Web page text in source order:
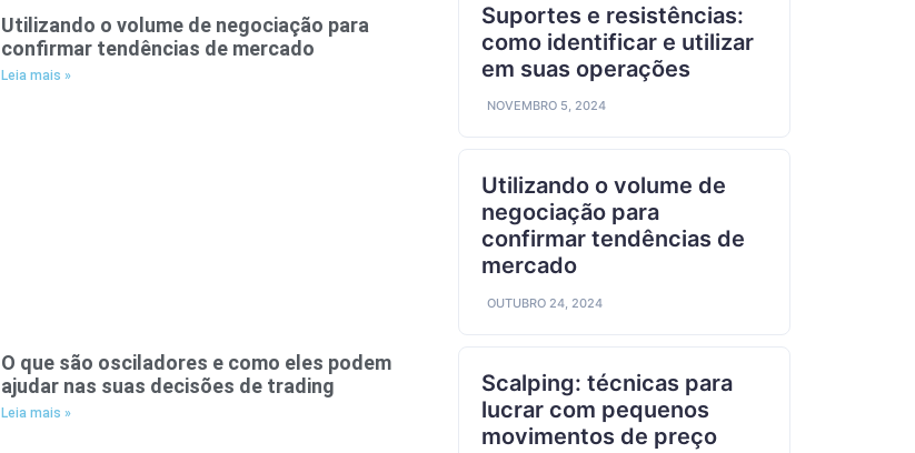
Utilizando o volume de negociação para
confirmar tendências de mercado
Leia mais »
O que são osciladores e como eles podem
ajudar nas suas decisões de trading
Leia mais »
Suportes e resistências:
como identificar e utilizar
em suas operações
NOVEMBRO 5, 2024
Utilizando o volume de
negociação para
confirmar tendências de
mercado
OUTUBRO 24, 2024
Scalping: técnicas para
lucrar com pequenos
movimentos de preço